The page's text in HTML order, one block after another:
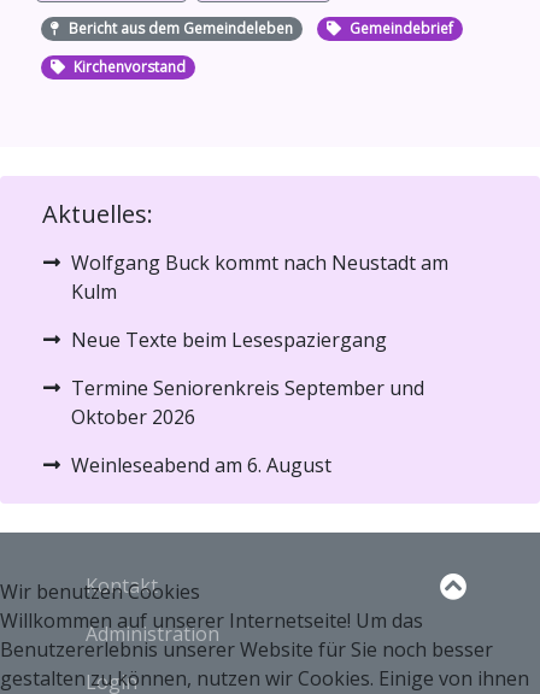
Bericht aus dem Gemeindeleben
Gemeindebrief
Kirchenvorstand
Aktuelles:
Wolfgang Buck kommt nach Neustadt am
Kulm
Neue Texte beim Lesespaziergang
Termine Seniorenkreis September und
Oktober 2026
Weinleseabend am 6. August
Kontakt
Administration
Login
Wir benutzen Cookies
Willkommen auf unserer Internetseite! Um das
Benutzererlebnis unserer Website für Sie noch besser
gestalten zu können, nutzen wir Cookies. Einige von ihnen